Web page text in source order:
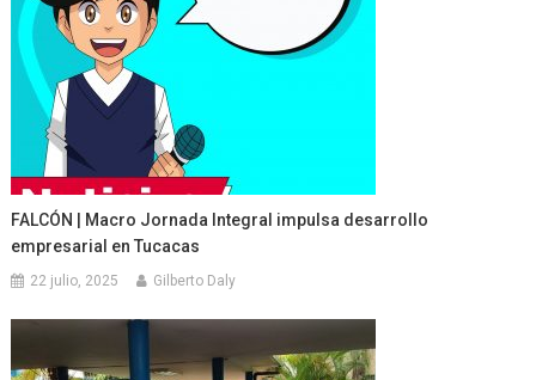
FALCÓN | Macro Jornada Integral impulsa desarrollo
empresarial en Tucacas
22 julio, 2025 Gilberto Daly